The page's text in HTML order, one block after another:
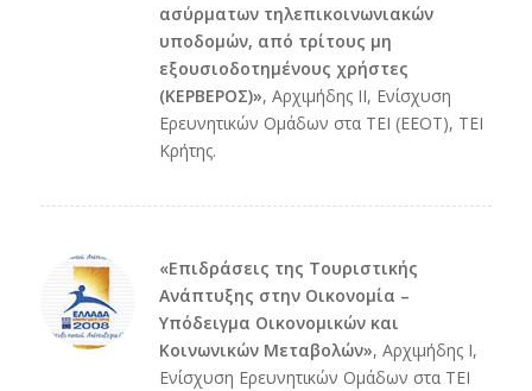
ασύρματων τηλεπικοινωνιακών
υποδομών, από τρίτους μη
εξουσιοδοτημένους χρήστες
(ΚΕΡΒΕΡΟΣ)», Αρχιμήδης ΙΙ, Ενίσχυση
Ερευνητικών Ομάδων στα ΤΕΙ (ΕΕΟΤ), ΤΕΙ
Κρήτης.
«Επιδράσεις της Τουριστικής
Ανάπτυξης στην Οικονομία –
Υπόδειγμα Οικονομικών και
Κοινωνικών Μεταβολών», Αρχιμήδης Ι,
Ενίσχυση Ερευνητικών Ομάδων στα ΤΕΙ